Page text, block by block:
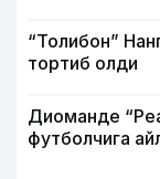
“Толибон”
тортиб олди
Диоманде
футболчига